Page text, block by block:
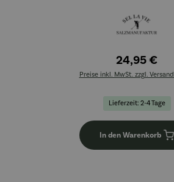
24,95 €
Preise inkl. MwSt. zzgl.
Lieferzeit: 2-4 Tage
In den Warenkorb